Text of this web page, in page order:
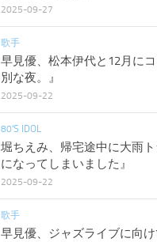
2025-09-27
歌手
早見優、松本伊代と12月に
別な夜。』
2025-09-22
80'S IDOL
堀ちえみ、帰宅途中に大雨
になってしまいました』
2025-09-22
歌手
早見優、ジャズライブに向